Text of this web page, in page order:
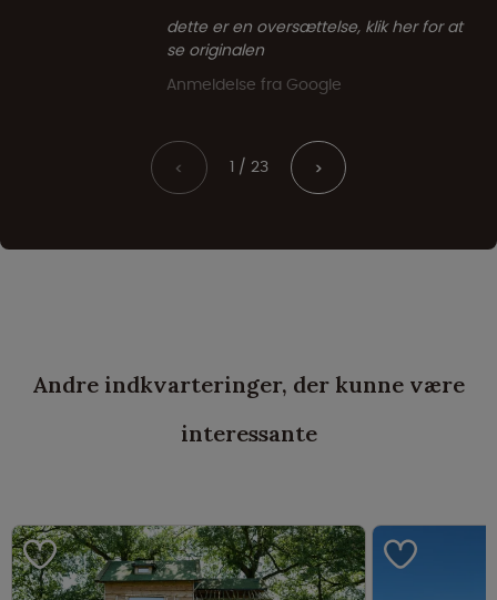
dette er en oversættelse, klik her for at
se originalen
Anmeldelse fra Google
< 1 / 23 >
Andre indkvarteringer, der kunne være
interessante